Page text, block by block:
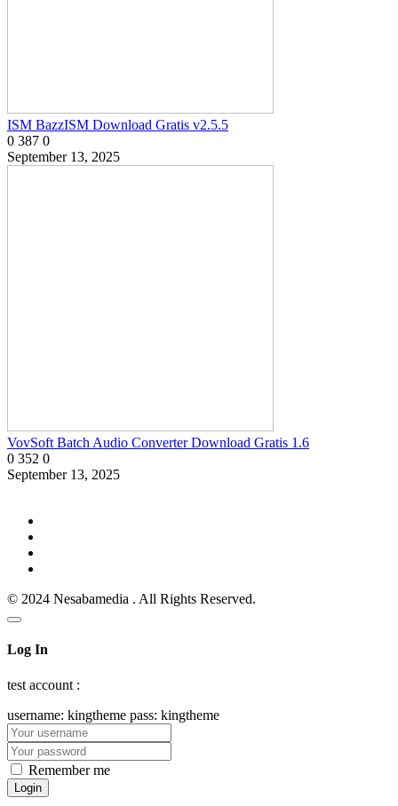
ISM BazzISM Download Gratis v2.5.5
0 387 0
September 13, 2025
VovSoft Batch Audio Converter Download Gratis 1.6
0 352 0
September 13, 2025
© 2024 Nesabamedia . All Rights Reserved.
Log In
test account :
username: kingtheme pass: kingtheme
Remember me